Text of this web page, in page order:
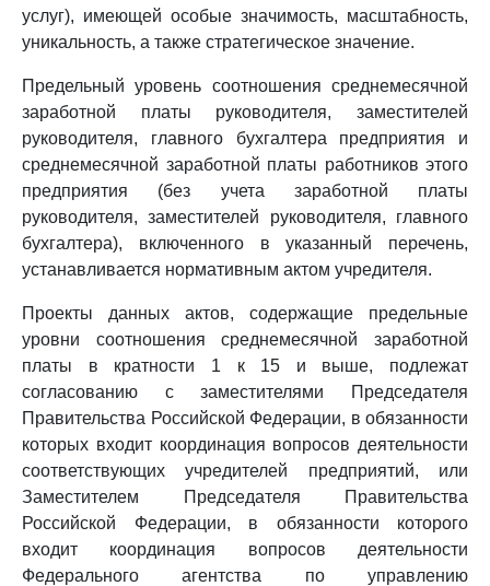
услуг), имеющей особые значимость, масштабность,
уникальность, а также стратегическое значение.
Предельный уровень соотношения среднемесячной
заработной платы руководителя, заместителей
руководителя, главного бухгалтера предприятия и
среднемесячной заработной платы работников этого
предприятия (без учета заработной платы
руководителя, заместителей руководителя, главного
бухгалтера), включенного в указанный перечень,
устанавливается нормативным актом учредителя.
Проекты данных актов, содержащие предельные
уровни соотношения среднемесячной заработной
платы в кратности 1 к 15 и выше, подлежат
согласованию с заместителями Председателя
Правительства Российской Федерации, в обязанности
которых входит координация вопросов деятельности
соответствующих учредителей предприятий, или
Заместителем Председателя Правительства
Российской Федерации, в обязанности которого
входит координация вопросов деятельности
Федерального агентства по управлению